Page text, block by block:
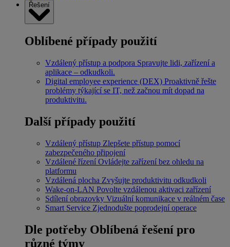
Řešení
Oblíbené případy použití
Vzdálený přístup a podpora Spravujte lidi, zařízení a
aplikace – odkudkoli.
Digital employee experience (DEX) Proaktivně řešte
problémy týkající se IT, než začnou mít dopad na
produktivitu.
Další případy použití
Vzdálený přístup Zlepšete přístup pomocí
zabezpečeného připojení
Vzdálené řízení Ovládejte zařízení bez ohledu na
platformu
Vzdálená plocha Zvyšujte produktivitu odkudkoli
Wake-on-LAN Povolte vzdálenou aktivaci zařízení
Sdílení obrazovky Vizuální komunikace v reálném čase
Smart Service Zjednodušte poprodejní operace
Dle potřeby Oblíbená řešení pro
různé týmy